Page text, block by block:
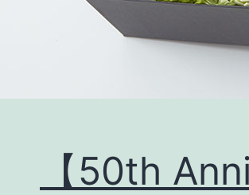
【50th